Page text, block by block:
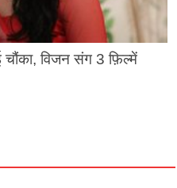
चौंका, विजन संग 3 फ़िल्में